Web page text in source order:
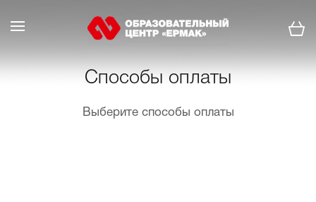
Способы оплаты
Выберите способы оплаты